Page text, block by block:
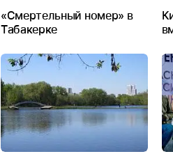
«Смертельный номер» в
Табакерке